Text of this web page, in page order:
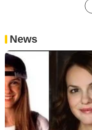
News